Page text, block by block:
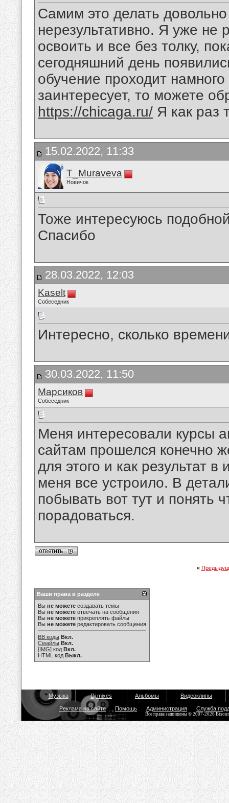
Самим это делать
нерезультативно. Я уже не
освоить и все без толку,
сегодняшний день
обучение проходит
заинтересует, то можете
https://chicaga.ru/ Я как раз
15.02.2022, 11:33
T_Muraveva
Новичок
Тоже интересуюсь
Спасибо
28.03.2022, 12:03
Kaselt
Собеседник
Интересно, сколько
30.03.2022, 11:50
Марсиков
Собеседник
Меня интересовали курсы
сайтам прошелся конечно
для этого и как результат в
меня все устроило. В
побывать вот тут и понять
порадоваться.
«
Ваши права в разделе
Вы не можете создавать темы
Вы не можете отвечать на сообщения
Вы не можете прикреплять файлы
Вы не можете редактировать сообщения
BB коды Вкл.
Смайлы Вкл.
[IMG] код Вкл.
HTML код Выкл.
Музыка Dj mixes Альбомы Видеоклипы
Реклама на сайте Помощь Администрация Служба
Все права защищены © 2007-2026